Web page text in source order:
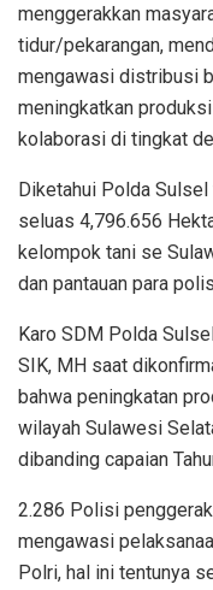
menggerakkan
tidur/pekarangan,
mengawasi distribusi
meningkatkan
kolaborasi di tingkat
Diketahui Polda
seluas 4,796.656
kelompok tani se
dan pantauan para
Karo SDM Polda
SIK, MH saat
bahwa peningkatan
wilayah Sulawesi
dibanding capaian
2.286 Polisi
mengawasi
Polri, hal ini tentunya